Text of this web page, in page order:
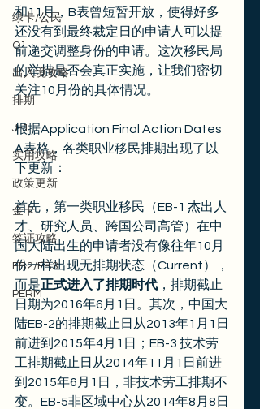
绿卡/公民
O1
出入境攻略
排期
J-1
实用攻略
政策更新
金卡
签证攻略
EB2/EB3
PERM
和11月，B表曾短暂开放，使得好多
还没有到最终裁定日的申请人可以提
前递交调整身份的申请。这次移民局
的举措是否会真正实施，让我们密切
关注10月份的具体情况。
根据Application Final Action Dates
A表格，各类职业移民排期出现了以
下更新：
首先，第一类职业移民（EB-1 杰出人
才、研究人员、跨国公司高管）在中
国大陆出生的申请者没有像往年10月
份一样出现无排期状态（Current），
而是正式进入了排期时代 ，排期截止
日期为2016年6月1日。其次，中国大
陆EB-2的排期截止日从2013年1月1日
前进到2015年4月1日；EB-3 技术劳
工排期截止日从2014年11月1日前进
到2015年6月1日，非技术劳工排期不
变。EB-5非区域中心从2014年8月8日